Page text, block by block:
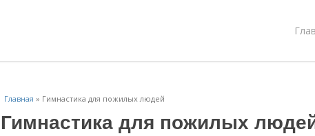
Главная » Гимнастика для пожилых людей
Гимнастика для пожилых